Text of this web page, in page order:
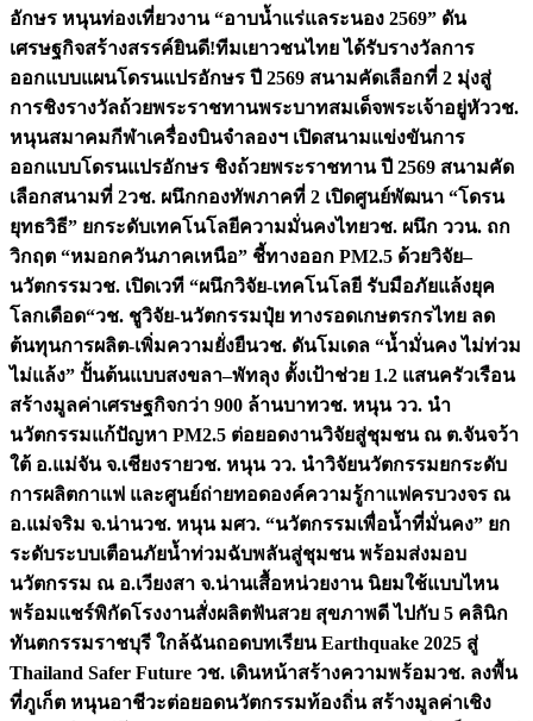
อักษร หนุนท่องเที่ยวงาน “อาบน้ำแร่แลระนอง 2569” ดัน
เศรษฐกิจสร้างสรรค์ยินดี!ทีมเยาวชนไทย ได้รับรางวัลการ
ออกแบบแผนโดรนแปรอักษร ปี 2569 สนามคัดเลือกที่ 2 มุ่งสู่
การชิงรางวัลถ้วยพระราชทานพระบาทสมเด็จพระเจ้าอยู่หัววช.
หนุนสมาคมกีฬาเครื่องบินจำลองฯ เปิดสนามแข่งขันการ
ออกแบบโดรนแปรอักษร ชิงถ้วยพระราชทาน ปี 2569 สนามคัด
เลือกสนามที่ 2วช. ผนึกกองทัพภาคที่ 2 เปิดศูนย์พัฒนา “โดรน
ยุทธวิธี” ยกระดับเทคโนโลยีความมั่นคงไทยวช. ผนึก ววน. ถก
วิกฤต “หมอกควันภาคเหนือ” ชี้ทางออก PM2.5 ด้วยวิจัย–
นวัตกรรมวช. เปิดเวที “ผนึกวิจัย-เทคโนโลยี รับมือภัยแล้งยุค
โลกเดือด“วช. ชูวิจัย-นวัตกรรมปุ๋ย ทางรอดเกษตรกรไทย ลด
ต้นทุนการผลิต-เพิ่มความยั่งยืนวช. ดันโมเดล “น้ำมั่นคง ไม่ท่วม
ไม่แล้ง” ปั้นต้นแบบสงขลา–พัทลุง ตั้งเป้าช่วย 1.2 แสนครัวเรือน
สร้างมูลค่าเศรษฐกิจกว่า 900 ล้านบาทวช. หนุน วว. นำ
นวัตกรรมแก้ปัญหา PM2.5 ต่อยอดงานวิจัยสู่ชุมชน ณ ต.จันจว้า
ใต้ อ.แม่จัน จ.เชียงรายวช. หนุน วว. นำวิจัยนวัตกรรมยกระดับ
การผลิตกาแฟ และศูนย์ถ่ายทอดองค์ความรู้กาแฟครบวงจร ณ
อ.แม่จริม จ.น่านวช. หนุน มศว. “นวัตกรรมเพื่อน้ำที่มั่นคง” ยก
ระดับระบบเตือนภัยน้ำท่วมฉับพลันสู่ชุมชน พร้อมส่งมอบ
นวัตกรรม ณ อ.เวียงสา จ.น่านเสื้อหน่วยงาน นิยมใช้แบบไหน
พร้อมแชร์พิกัดโรงงานสั่งผลิตฟันสวย สุขภาพดี ไปกับ 5 คลินิก
ทันตกรรมราชบุรี ใกล้ฉันถอดบทเรียน Earthquake 2025 สู่
Thailand Safer Future วช. เดินหน้าสร้างความพร้อมวช. ลงพื้น
ที่ภูเก็ต หนุนอาชีวะต่อยอดนวัตกรรมท้องถิ่น สร้างมูลค่าเชิง